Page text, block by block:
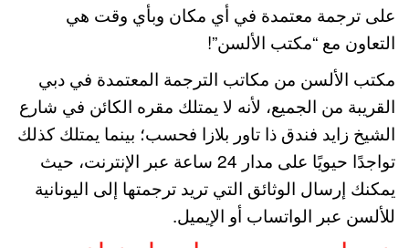
على ترجمة معتمدة في أي مكان وبأي وقت هي
التعاون مع “مكتب الألسن”!
مكتب الألسن من مكاتب الترجمة المعتمدة في دبي
القريبة من الجميع، لأنه لا يمتلك مقره الكائن في شارع
الشيخ زايد فندق ذا تاور بلازا فحسب؛ بينما يمتلك كذلك
تواجدًا حيويًا على مدار 24 ساعة عبر الإنترنت، حيث
يمكنك إرسال الوثائق التي تريد ترجمتها إلى اليونانية
للألسن عبر الواتساب أو الإيميل.